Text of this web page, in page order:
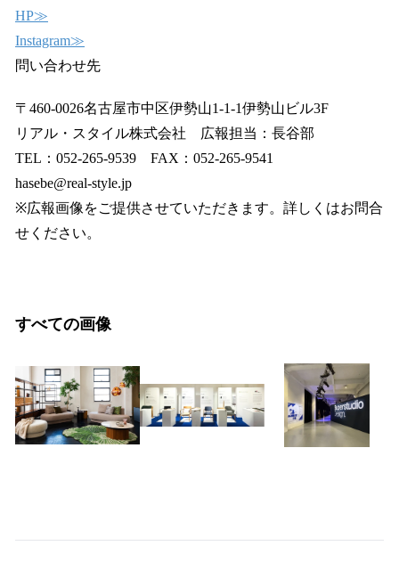
HP≫
Instagram≫
問い合わせ先
〒460-0026名古屋市中区伊勢山1-1-1伊勢山ビル3F
リアル・スタイル株式会社 広報担当：長谷部
TEL：052-265-9539 FAX：052-265-9541
hasebe@real-style.jp
※広報画像をご提供させていただきます。詳しくはお問合
せください。
すべての画像